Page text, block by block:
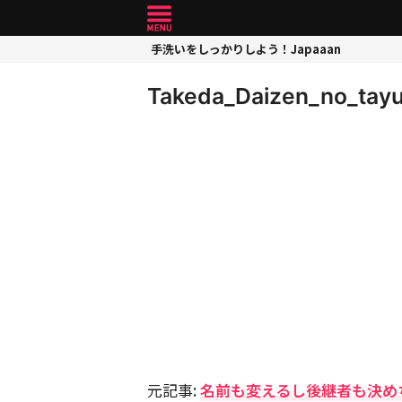
手洗いをしっかりしよう！Japaaan
元記事:名前も変えるし後継者も決